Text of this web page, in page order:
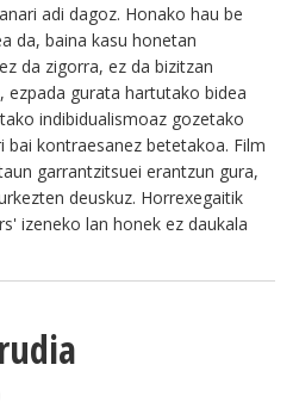
adi dagoz. Honako hau be
da, baina kasu honetan
da zigorra, ez da bizitzan
gurata hartutako bidea
indibidualismoaz gozetako
bai kontraesanez betetakoa. Film
garrantzitsuei erantzun gura,
deuskuz. Horrexegaitik
izeneko lan honek ez daukala